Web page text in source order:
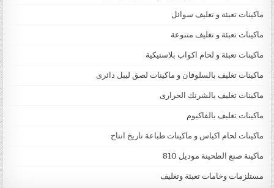
ماكينات تعبئة و تغليف سوائل
ماكينات تعبئة و تغليف متنوعة
ماكينات تعبئة و لحام اكواب بلاستيكية
ماكينات تغليف بالسلوفان و ماكينات لصق ليبل دائرى
ماكينات تغليف بالشرنك الحرارى
ماكينات تغليف بالفاكيوم
ماكينات لحام اكياس و ماكينات طباعة تاريخ انتاج
ماكينة صنع الطحينة موديل 810
مستلزمات وخامات تعبئة وتغليف